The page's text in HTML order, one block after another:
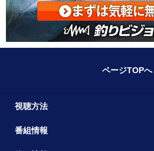
ページTOPへ
視聴方法
番組情報